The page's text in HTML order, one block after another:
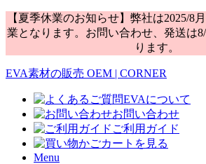
【夏季休業のお知らせ】弊社は2025/8
業となります。お問い合わせ、発送は
ります。
EVA素材の販売 OEM | CORNER
EVAについて
お問い合わせ
ご利用ガイド
カートを見る
Menu